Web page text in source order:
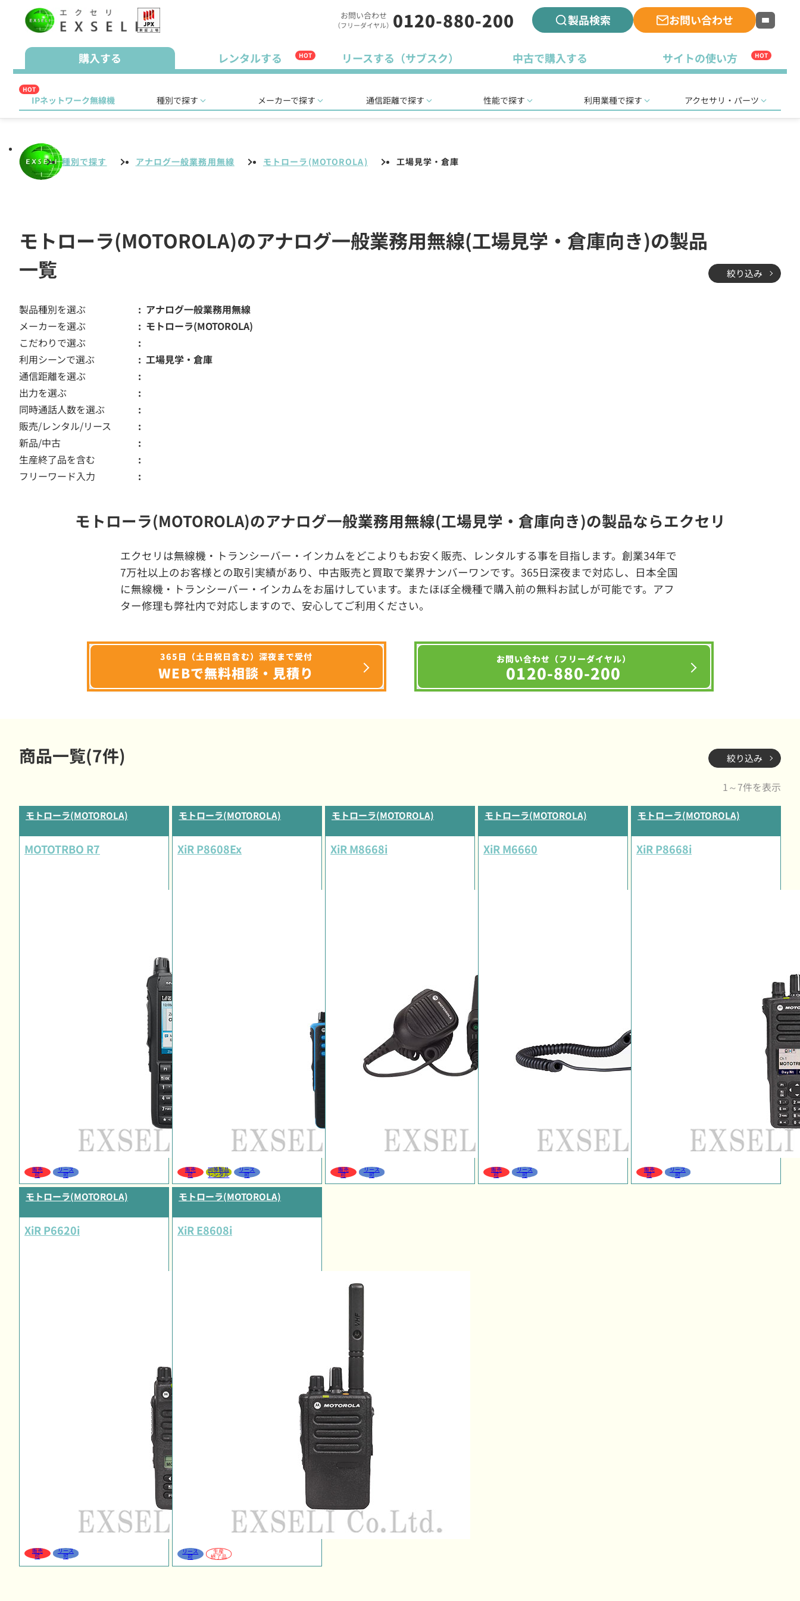
お問い合わせ
（フリーダイヤル） 0120-880-200 製品検索 お問い合わせ
購入する レンタルする HOT リースする（サブスク） 中古で購入する サイトの使い方 HOT
HOT
IPネットワーク無線機 種別で探す メーカーで探す 通信距離で探す 性能で探す 利用業種で探す アクセサリ・パーツ
種別で探す アナログ一般業務用無線 モトローラ(MOTOROLA) 工場見学・倉庫
モトローラ(MOTOROLA)のアナログ一般業務用無線(工場見学・倉庫向き)の製品
一覧
絞り込み
製品種別を選ぶ
アナログ一般業務用無線
メーカーを選ぶ
モトローラ(MOTOROLA)
こだわりで選ぶ
利用シーンで選ぶ
工場見学・倉庫
通信距離を選ぶ
出力を選ぶ
同時通話人数を選ぶ
販売/レンタル/リース
新品/中古
生産終了品を含む
フリーワード入力
モトローラ(MOTOROLA)のアナログ一般業務用無線(工場見学・倉庫向き)の製品ならエクセリ
エクセリは無線機・トランシーバー・インカムをどこよりもお安く販売、レンタルする事を目指します。創業34年で
7万社以上のお客様との取引実績があり、中古販売と買取で業界ナンバーワンです。365日深夜まで対応し、日本全国
に無線機・トランシーバー・インカムをお届けしています。またほぼ全機種で購入前の無料お試しが可能です。アフ
ター修理も弊社内で対応しますので、安心してご利用ください。
365日（土日祝日含む）深夜まで受付
WEBで無料相談・見積り
お問い合わせ（フリーダイヤル）
0120-880-200
商品一覧(7件) 絞り込み
1～7件を表示
モトローラ(MOTOROLA)
MOTOTRBO R7
販売
可
リース
可
モトローラ(MOTOROLA)
XiR P8608Ex
販売
可
同等製品
レンタル
リース
可
モトローラ(MOTOROLA)
XiR M8668i
販売
可
リース
可
モトローラ(MOTOROLA)
XiR M6660
販売
可
リース
可
モトローラ(MOTOROLA)
XiR P8668i
販売
可
リース
可
モトローラ(MOTOROLA)
XiR P6620i
販売
可
リース
可
モトローラ(MOTOROLA)
XiR E8608i
リース
可
生産
終了品